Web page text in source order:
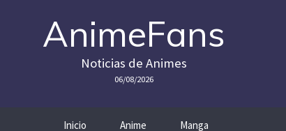
AnimeFans
Noticias de Animes
06/08/2026
Inicio Anime Manga